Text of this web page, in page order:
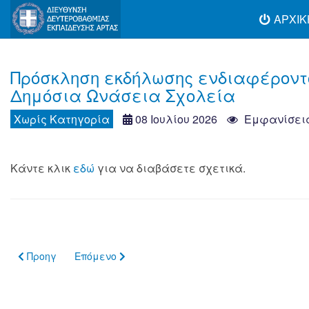
Πρόσκληση εκδήλωσης
Δημόσια Ωνάσεια Σχολεία
Χωρίς Κατηγορία 08 Ιουλίου 2026
Κάντε κλικ εδώ για να διαβάσετε σχετικά.
Προηγούμενο άρθρο: Ανασυγκρότηση Τοπικού Συμβουλίου
Προηγ Επόμενο άρθρο: ΕΚΚΛΗΣΙΑΣΤΙΚΗ ΕΚΠΑΙΔΕΥΣΗ -
Επόμενο